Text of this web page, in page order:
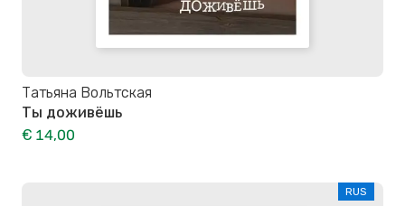
Татьяна Вольтская
Ты доживёшь
€ 14,00
RUS